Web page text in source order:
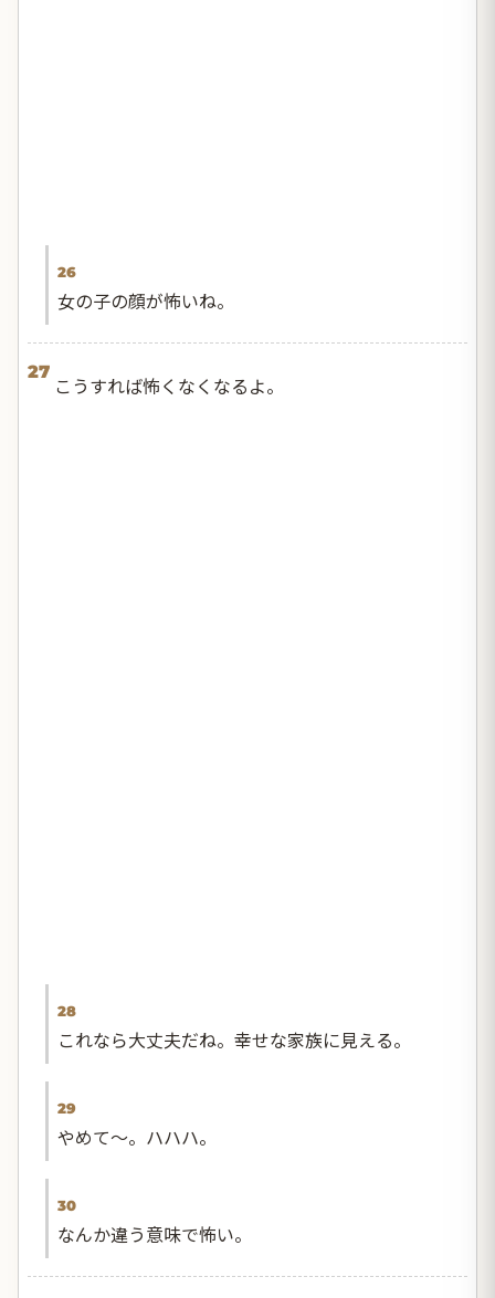
26
女の子の顔が怖いね。
27
こうすれば怖くなくなるよ。
28
これなら大丈夫だね。幸せな家族に見える。
29
やめて〜。ハハハ。
30
なんか違う意味で怖い。